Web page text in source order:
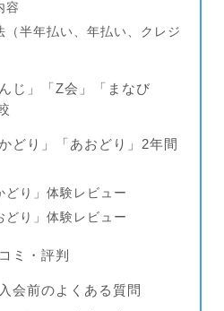
容
（半年払い、年払い、クレジ
じ」「Z会」「まなび
どり」「あおどり」2年間
どり」体験レビュー
どり」体験レビュー
ミ・評判
会前のよくある質問